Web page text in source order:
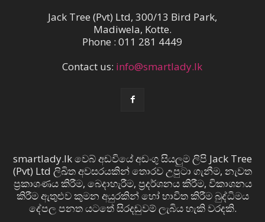
Jack Tree (Pvt) Ltd, 300/13 Bird Park,
Madiwela, Kotte.
Phone : 011 281 4449
Contact us: info@smartlady.lk
smartlady.lk වෙබ් අඩවියේ අඩංගු සියලුම ලිපි Jack Tree
(Pvt) Ltd ලිඛිත අවසරයකින් තොරව උපුටා ගැනීම, නැවත
ප්‍රකාශණය කිරීම, බෙදාහැරීම, ප්‍රදර්ශනය කිරීම, විකාශනය
කිරීම ඇතුළුව කුමන අයුරකින් හෝ භාවිත කිරීම බුද්ධිමය
දේපල පනත යටතේ සිරදඬුවම් ලැබිය හැකි වරදකි.